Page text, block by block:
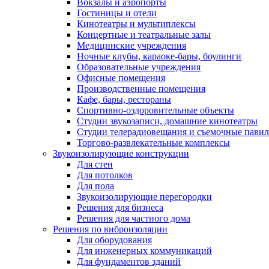
Вокзалы и аэропорты
Гостиницы и отели
Кинотеатры и мультиплексы
Концертные и театральные залы
Медицинские учреждения
Ночные клубы, караоке-бары, боулинги
Образовательные учреждения
Офисные помещения
Производственные помещения
Кафе, бары, рестораны
Спортивно-оздоровительные объекты
Студии звукозаписи, домашние кинотеатры
Студии телерадиовещания и съемочные
Торгово-развлекательные комплексы
Звукоизолирующие конструкции
Для стен
Для потолков
Для пола
Звукоизолирующие перегородки
Решения для бизнеса
Решения для частного дома
Решения по виброизоляции
Для оборудования
Для инженерных коммуникаций
Для фундаментов зданий